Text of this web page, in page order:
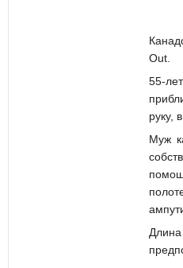
Out.
55-
руку,
Муж